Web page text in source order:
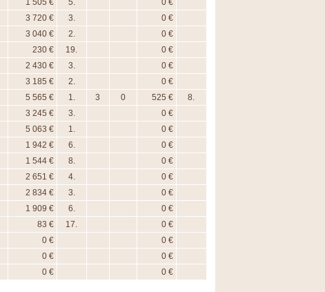
1 505 € 5.
0 €
3 720 € 3.
0 €
3 040 € 2.
0 €
230 € 19.
0 €
2 430 € 3.
0 €
3 185 € 2.
0 €
5 565 € 1. 3 0 525 €
8.
3 245 € 3.
0 €
5 063 € 1.
0 €
1 942 € 6.
0 €
1 544 € 8.
0 €
2 651 € 4.
0 €
2 834 € 3.
0 €
1 909 € 6.
0 €
83 € 17.
0 €
0 €
0 €
0 €
0 €
0 € 0 €